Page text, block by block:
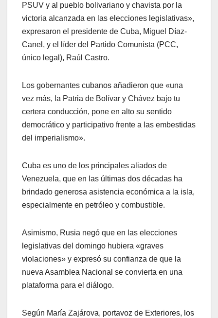
PSUV y al pueblo bolivariano y chavista por la
victoria alcanzada en las elecciones legislativas»,
expresaron el presidente de Cuba, Miguel Díaz-
Canel, y el líder del Partido Comunista (PCC,
único legal), Raúl Castro.
Los gobernantes cubanos añadieron que «una
vez más, la Patria de Bolívar y Chávez bajo tu
certera conducción, pone en alto su sentido
democrático y participativo frente a las embestidas
del imperialismo».
Cuba es uno de los principales aliados de
Venezuela, que en las últimas dos décadas ha
brindado generosa asistencia económica a la isla,
especialmente en petróleo y combustible.
Asimismo, Rusia negó que en las elecciones
legislativas del domingo hubiera «graves
violaciones» y expresó su confianza de que la
nueva Asamblea Nacional se convierta en una
plataforma para el diálogo.
Según María Zajárova, portavoz de Exteriores, los